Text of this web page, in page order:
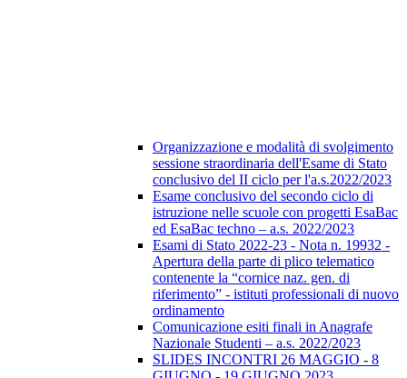
Organizzazione e modalità di svolgimento
sessione straordinaria dell'Esame di Stato
conclusivo del II ciclo per l'a.s.2022/2023
Esame conclusivo del secondo ciclo di
istruzione nelle scuole con progetti EsaBac
ed EsaBac techno – a.s. 2022/2023
Esami di Stato 2022-23 - Nota n. 19932 -
Apertura della parte di plico telematico
contenente la “cornice naz. gen. di
riferimento” - istituti professionali di nuovo
ordinamento
Comunicazione esiti finali in Anagrafe
Nazionale Studenti – a.s. 2022/2023
SLIDES INCONTRI 26 MAGGIO - 8